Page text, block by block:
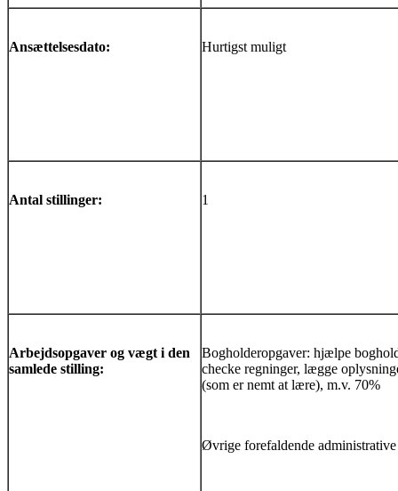
Ansættelsesdato: Hurtigst muligt
Antal stillinger: 1
Arbejdsopgaver og vægt i den
samlede stilling:
Bogholderopgaver: hjælpe
checke regninger, lægge
(som er nemt at lære), m.v. 70%
Øvrige forefaldende